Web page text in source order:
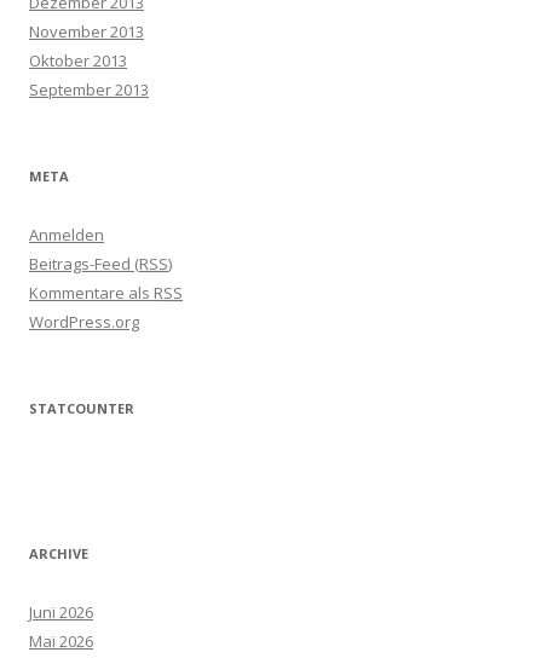
November 2013
Oktober 2013
September 2013
META
Anmelden
Beitrags-Feed (RSS)
Kommentare als RSS
WordPress.org
STATCOUNTER
ARCHIVE
Juni 2026
Mai 2026